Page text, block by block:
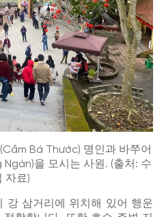
Bá Thước) 명인과 바쭈어
을 모시는 사원. (출처: 수
자료)
강 삼거리에 위치해 있어 행운